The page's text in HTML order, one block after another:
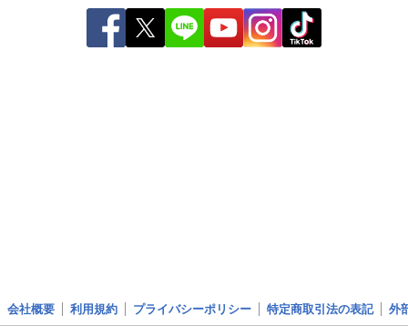
会社概要 利用規約 プライバシーポリシー 特定商取引法の表記 外